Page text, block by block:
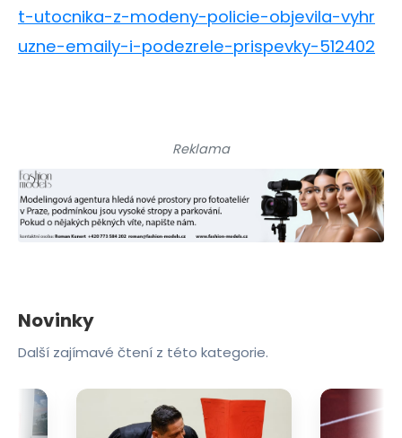
t-utocnika-z-modeny-policie-objevila-vyhr
uzne-emaily-i-podezrele-prispevky-512402
Reklama
Novinky
Další zajímavé čtení z této kategorie.